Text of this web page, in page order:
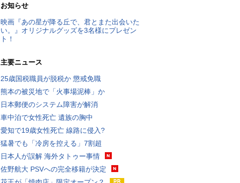
お知らせ
映画『あの星が降る丘で、君とまた出会いた
い。』オリジナルグッズを3名様にプレゼン
ト！
主要ニュース
25歳国税職員が脱税か 懲戒免職
熊本の被災地で「火事場泥棒」か
日本郵便のシステム障害が解消
車中泊で女性死亡 遺族の胸中
愛知で19歳女性死亡 線路に侵入?
猛暑でも「冷房を控える」7割超
日本人が誤解 海外タトゥー事情
佐野航大 PSVへの完全移籍が決定